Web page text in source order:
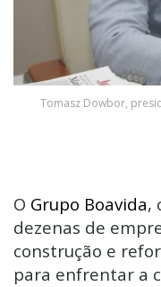
Tomasz Dowbor,
O Grupo Boavida,
dezenas de
construção e
para enfrentar a